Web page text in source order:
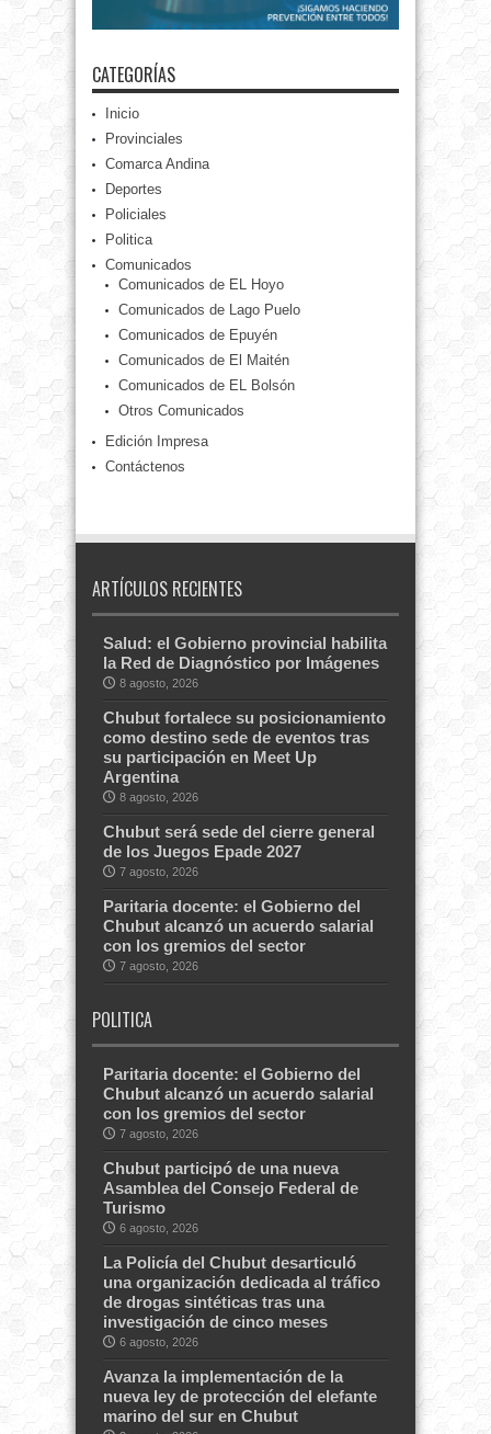
CATEGORÍAS
Inicio
Provinciales
Comarca Andina
Deportes
Policiales
Politica
Comunicados
Comunicados de EL Hoyo
Comunicados de Lago Puelo
Comunicados de Epuyén
Comunicados de El Maitén
Comunicados de EL Bolsón
Otros Comunicados
Edición Impresa
Contáctenos
ARTÍCULOS RECIENTES
Salud: el Gobierno provincial habilita
la Red de Diagnóstico por Imágenes
8 agosto, 2026
Chubut fortalece su posicionamiento
como destino sede de eventos tras
su participación en Meet Up
Argentina
8 agosto, 2026
Chubut será sede del cierre general
de los Juegos Epade 2027
7 agosto, 2026
Paritaria docente: el Gobierno del
Chubut alcanzó un acuerdo salarial
con los gremios del sector
7 agosto, 2026
POLITICA
Paritaria docente: el Gobierno del
Chubut alcanzó un acuerdo salarial
con los gremios del sector
7 agosto, 2026
Chubut participó de una nueva
Asamblea del Consejo Federal de
Turismo
6 agosto, 2026
La Policía del Chubut desarticuló
una organización dedicada al tráfico
de drogas sintéticas tras una
investigación de cinco meses
6 agosto, 2026
Avanza la implementación de la
nueva ley de protección del elefante
marino del sur en Chubut